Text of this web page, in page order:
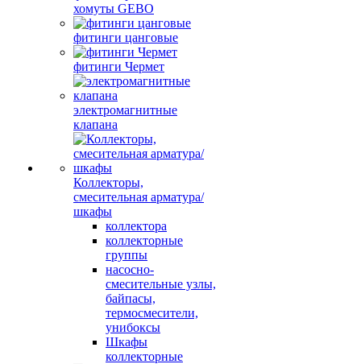
хомуты GEBO
фитинги цанговые
фитинги Чермет
электромагнитные
клапана
Коллекторы,
смесительная арматура/
шкафы
коллектора
коллекторные
группы
насосно-
смесительные узлы,
байпасы,
термосмесители,
унибоксы
Шкафы
коллекторные